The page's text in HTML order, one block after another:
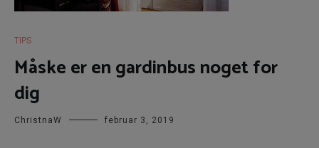
TIPS
Måske er en gardinbus noget for
dig
ChristnaW februar 3, 2019